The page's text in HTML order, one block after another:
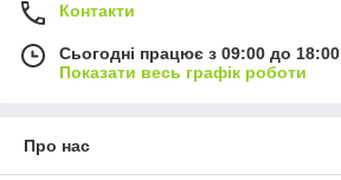
Контакти
Сьогодні працює з 09:00 до 18:00
Показати весь графік роботи
Про нас